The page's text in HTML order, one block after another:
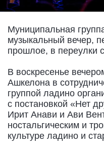
Муниципальная
музыкальный вечер,
прошлое, в переулки
В воскресенье
Ашкелона в
группой ладино
с постановкой «Нет
Ирит Анави и Ави
ностальгическим и
культуре ладино и